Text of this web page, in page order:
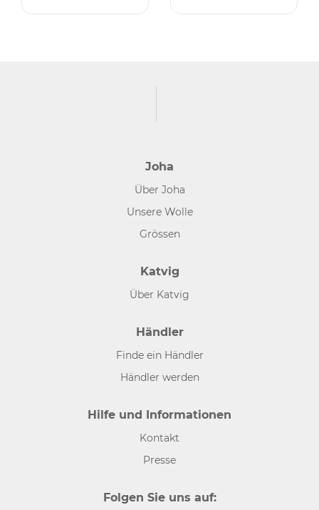
Joha
Über Joha
Unsere Wolle
Grössen
Katvig
Über Katvig
Händler
Finde ein Händler
Händler werden
Hilfe und Informationen
Kontakt
Presse
Folgen Sie uns auf: